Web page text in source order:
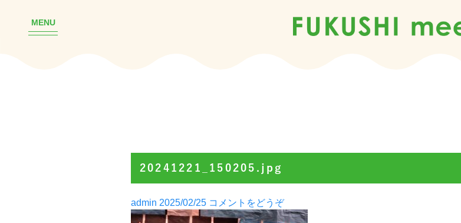
MENU
20241221_150205.jpg
Posted
by
admin 2025/02/25 コメントをどうぞ(20241221_150205.jpg)